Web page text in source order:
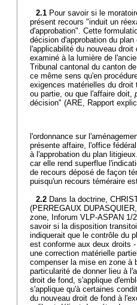
2.1 Pour savoir si le
présent recours "induit un
d'approbation". Cette
décision d'approbation du
l'applicabilité du nouveau
examiné à la lumière de
Tribunal cantonal du canton
ce même sens qu'en
exigences matérielles du droit
ou partie, ou que l'affaire doit,
décision" (ARE, Rapport
l'ordonnance sur
présente affaire, l'office
à l'approbation du plan
car elle rend superflue
de recours déposé de façon
puisqu'un recours téméraire
2.2 Dans la doctrine,
(PERREGAUX
zone, Inforum VLP-ASPAN 1/
savoir si la disposition
indiquerait que le contrôle du
est conforme aux deux droits
une correction matérielle
compenser la mise en zone à
particularité de donner lieu à
droit de fond, s'applique
s'applique qu'à certaines
du nouveau droit de fond à